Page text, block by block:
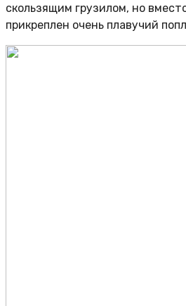
скользящим грузилом, но
прикреплен очень плавучий